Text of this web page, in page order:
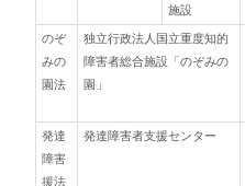
施設
のぞ
みの
園法
独立行政法人国立重度知的
障害者総合施設「のぞみの
園」
発達
障害
援法
発達障害者支援センター